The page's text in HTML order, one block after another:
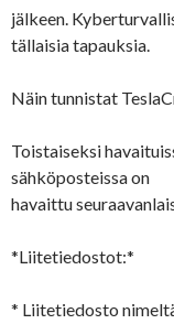
jälkeen.
tällaisia tapauksia.
Näin tunnistat
Toistaiseksi
sähköposteissa on
havaittu
*Liitetiedostot:*
* Liitetiedosto